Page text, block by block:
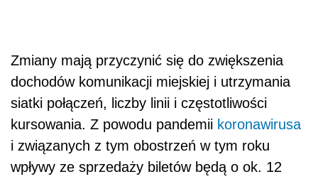
Zmiany mają przyczynić się do zwiększenia
dochodów komunikacji miejskiej i utrzymania
siatki połączeń, liczby linii i częstotliwości
kursowania. Z powodu pandemii koronawirusa
i związanych z tym obostrzeń w tym roku
wpływy ze sprzedaży biletów będą o ok. 12